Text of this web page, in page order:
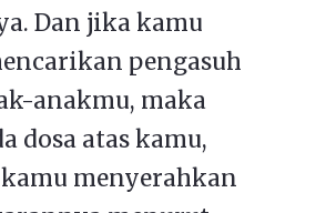
Dan jika kamu
pengasuh
anakmu, maka
dosa atas kamu,
menyerahkan